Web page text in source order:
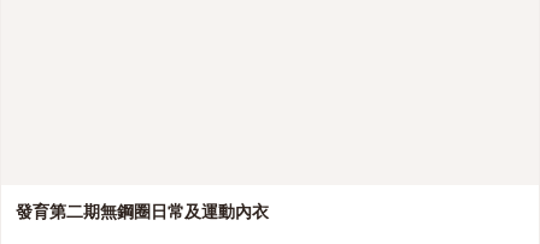
發育第二期無鋼圈日常及運動內衣